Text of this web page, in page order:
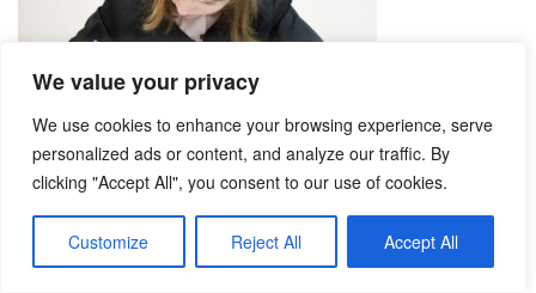
We value your privacy
We use cookies to enhance your browsing experience, serve
personalized ads or content, and analyze our traffic. By
clicking "Accept All", you consent to our use of cookies.
Customize Reject All Accept All
ARTICLES RÉCENTS
Gestion locative Bordeaux : les erreurs qui coûtent plusieurs
milliers d’euros aux propriétaires
Top 3 des meilleures agences immobilières à Bordeaux 2026